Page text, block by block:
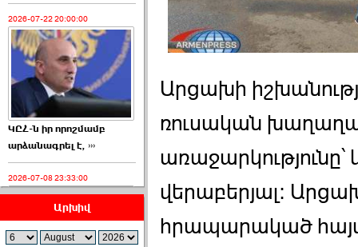
2026-07-22 20:00:00
ԿԸՀ-ն իր որոշմամբ
արձանագրել է, ›››
2026-07-08 23:33:00
Արխիվ
Արցախի
ռուսական
վերաբերյալ։
հրապարակած